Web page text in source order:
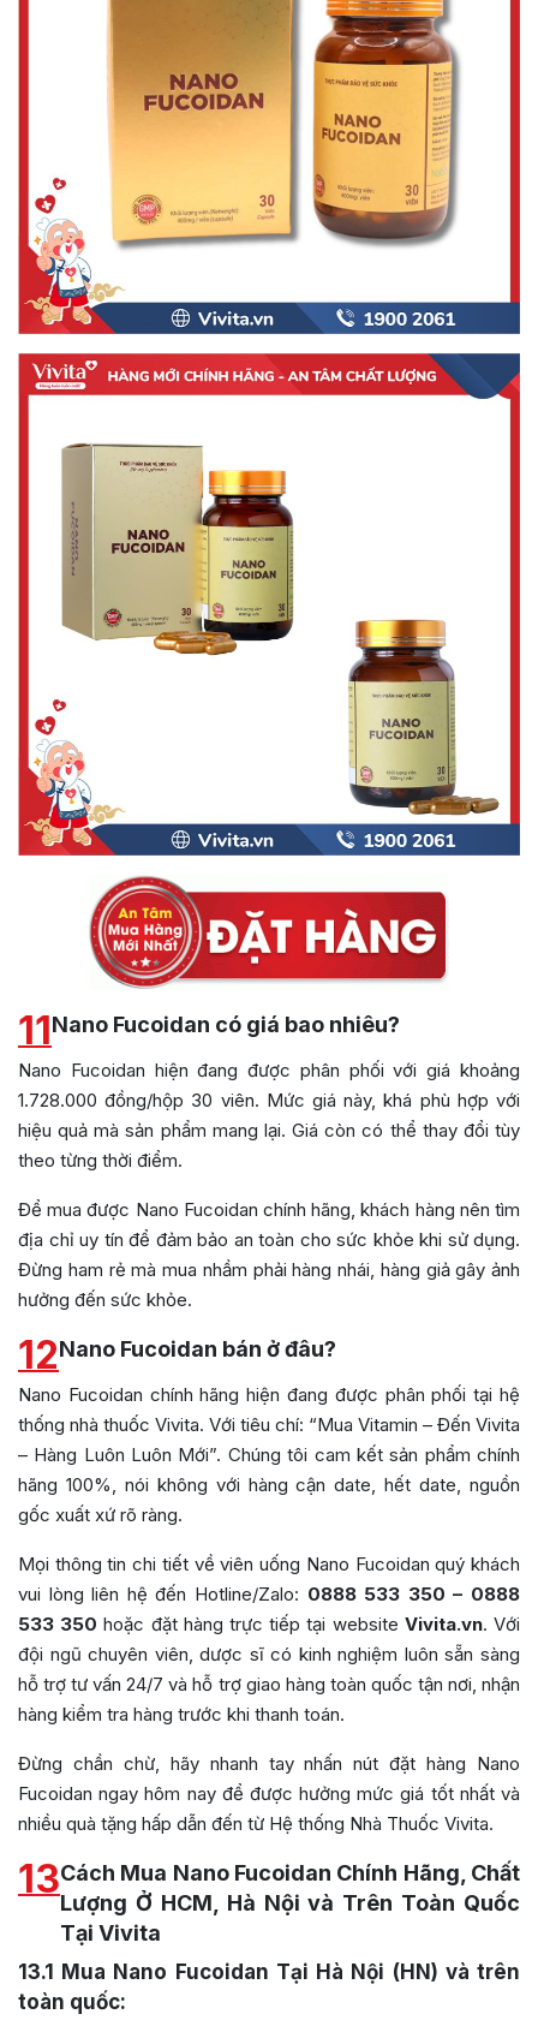
11Nano Fucoidan có giá bao nhiêu?
Nano Fucoidan hiện đang được phân phối với giá khoảng
1.728.000 đồng/hộp 30 viên. Mức giá này, khá phù hợp với
hiệu quả mà sản phẩm mang lại. Giá còn có thể thay đổi tùy
theo từng thời điểm.
Để mua được Nano Fucoidan chính hãng, khách hàng nên tìm
địa chỉ uy tín để đảm bảo an toàn cho sức khỏe khi sử dụng.
Đừng ham rẻ mà mua nhầm phải hàng nhái, hàng giả gây ảnh
hưởng đến sức khỏe.
12Nano Fucoidan bán ở đâu?
Nano Fucoidan chính hãng hiện đang được phân phối tại hệ
thống nhà thuốc Vivita. Với tiêu chí: “Mua Vitamin – Đến Vivita
– Hàng Luôn Luôn Mới”. Chúng tôi cam kết sản phẩm chính
hãng 100%, nói không với hàng cận date, hết date, nguồn
gốc xuất xứ rõ ràng.
Mọi thông tin chi tiết về viên uống Nano Fucoidan quý khách
vui lòng liên hệ đến Hotline/Zalo: 0888 533 350 – 0888
533 350 hoặc đặt hàng trực tiếp tại website Vivita.vn. Với
đội ngũ chuyên viên, dược sĩ có kinh nghiệm luôn sẵn sàng
hỗ trợ tư vấn 24/7 và hỗ trợ giao hàng toàn quốc tận nơi, nhận
hàng kiểm tra hàng trước khi thanh toán.
Đừng chần chừ, hãy nhanh tay nhấn nút đặt hàng Nano
Fucoidan ngay hôm nay để được hưởng mức giá tốt nhất và
nhiều quà tặng hấp dẫn đến từ Hệ thống Nhà Thuốc Vivita.
13Cách Mua Nano Fucoidan Chính Hãng, Chất
Lượng Ở HCM, Hà Nội và Trên Toàn Quốc
Tại Vivita
13.1
Mua Nano Fucoidan Tại Hà Nội (HN) và trên
toàn quốc: